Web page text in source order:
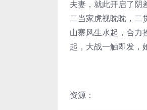
夫妻，就此开启了阴
二当家虎视眈眈，二
山寨风生水起，合力
起，大战一触即发，
资源：